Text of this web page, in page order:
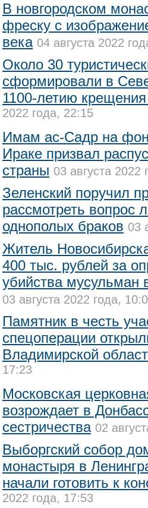
В новгородском
фреску с
века 04 августа 2022
Около 30
сформировали в
1100-летию
2022 года, 22:15
Имам ас-Садр на
Ираке призвал
страны 03 августа 2022
Зеленский поручил
рассмотреть вопрос
однополых браков 03
Житель
400 тыс. рублей за
убийства мусульман
03 августа 2022 года,
Памятник в честь
спецоперации
Владимирской
17:23
Московская
возрождает в
сестричества 02
Выборгский собор
монастыря в
начали готовить к
2022 года, 17:53